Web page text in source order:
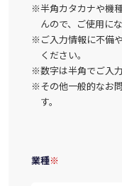
半角カタカナや機
んので、ご使用に
ご入力情報に不備
ください。
数字は半角でご入
その他一般的なお
す。
業種